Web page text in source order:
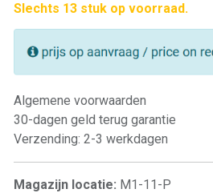
Slechts 13 stuk op voorraad.
Algemene voorwaarden
30-dagen geld terug garantie
Verzending: 2-3 werkdagen
Magazijn locatie: M1-11-P